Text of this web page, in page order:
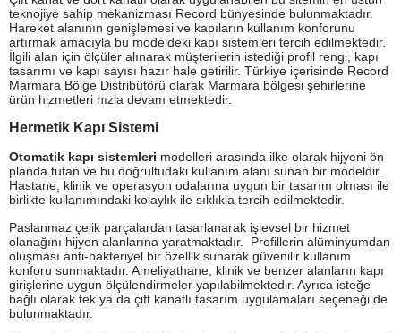
teknojiye sahip mekanizması Record bünyesinde bulunmaktadır.
Hareket alanının genişlemesi ve kapıların kullanım konforunu
artırmak amacıyla bu modeldeki kapı sistemleri tercih edilmektedir.
İlgili alan için ölçüler alınarak müşterilerin istediği profil rengi, kapı
tasarımı ve kapı sayısı hazır hale getirilir. Türkiye içerisinde Record
Marmara Bölge Distribütörü olarak Marmara bölgesi şehirlerine
ürün hizmetleri hızla devam etmektedir.
Hermetik Kapı Sistemi
Otomatik kapı sistemleri modelleri arasında ilke olarak hijyeni ön
planda tutan ve bu doğrultudaki kullanım alanı sunan bir modeldir.
Hastane, klinik ve operasyon odalarına uygun bir tasarım olması ile
birlikte kullanımındaki kolaylık ile sıklıkla tercih edilmektedir.
Paslanmaz çelik parçalardan tasarlanarak işlevsel bir hizmet
olanağını hijyen alanlarına yaratmaktadır. Profillerin alüminyumdan
oluşması anti-bakteriyel bir özellik sunarak güvenilir kullanım
konforu sunmaktadır. Ameliyathane, klinik ve benzer alanların kapı
girişlerine uygun ölçülendirmeler yapılabilmektedir. Ayrıca isteğe
bağlı olarak tek ya da çift kanatlı tasarım uygulamaları seçeneği de
bulunmaktadır.